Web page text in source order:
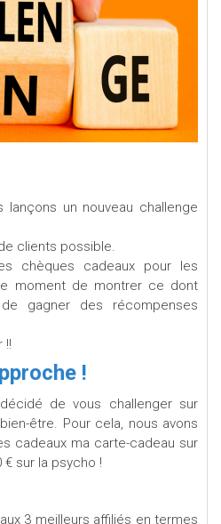
un nouveau challenge
clients possible.
chèques cadeaux pour les
moment de montrer ce dont
gagner des récompenses
!!
!
de vous challenger sur
être. Pour cela, nous avons
cadeaux ma carte-cadeau sur
€ sur la psycho !
3 meilleurs affiliés en termes